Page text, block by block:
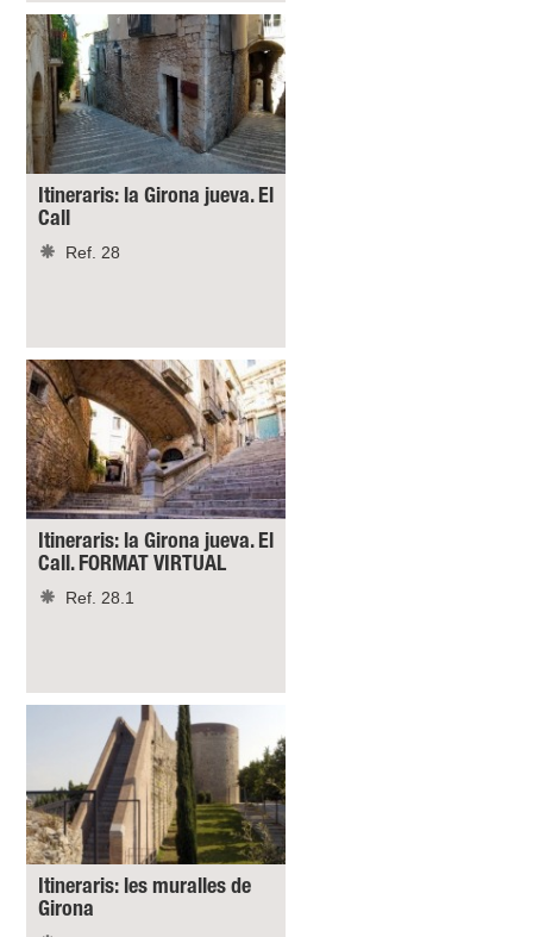
Itineraris: la Girona jueva. El
Call
Ref. 28
Itineraris: la Girona jueva. El
Call. FORMAT VIRTUAL
Ref. 28.1
Itineraris: les muralles de
Girona